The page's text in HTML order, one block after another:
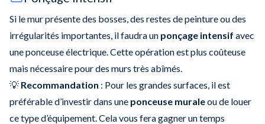
Si le mur présente des bosses, des restes de peinture ou des
irrégularités importantes, il faudra un ponçage intensif avec
une ponceuse électrique. Cette opération est plus coûteuse
mais nécessaire pour des murs très abîmés.
💡 Recommandation : Pour les grandes surfaces, il est
préférable d’investir dans une ponceuse muraleou de louer
ce type d’équipement. Cela vous fera gagner un temps